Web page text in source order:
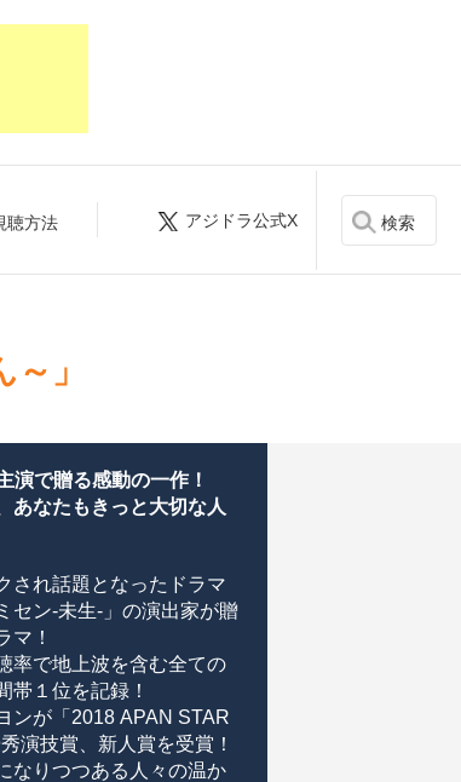
聴方法 アジドラ公式X 検索
」
演で贈る感動の一作！
あなたもきっと大切な人
され話題となったドラマ
セン-未生-」の演出家が贈
マ！
率で地上波を含む全ての
帯１位を記録！
ンが「2018 APAN STAR
演技賞、新人賞を受賞！
なりつつある人々の温か